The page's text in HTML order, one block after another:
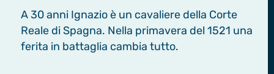
A 30 anni Ignazio è un cavaliere della Corte
Reale di Spagna. Nella primavera del 1521 una
ferita in battaglia cambia tutto.